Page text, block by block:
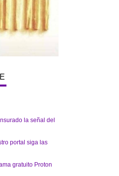
la señal del
portal siga las
gratuito Proton